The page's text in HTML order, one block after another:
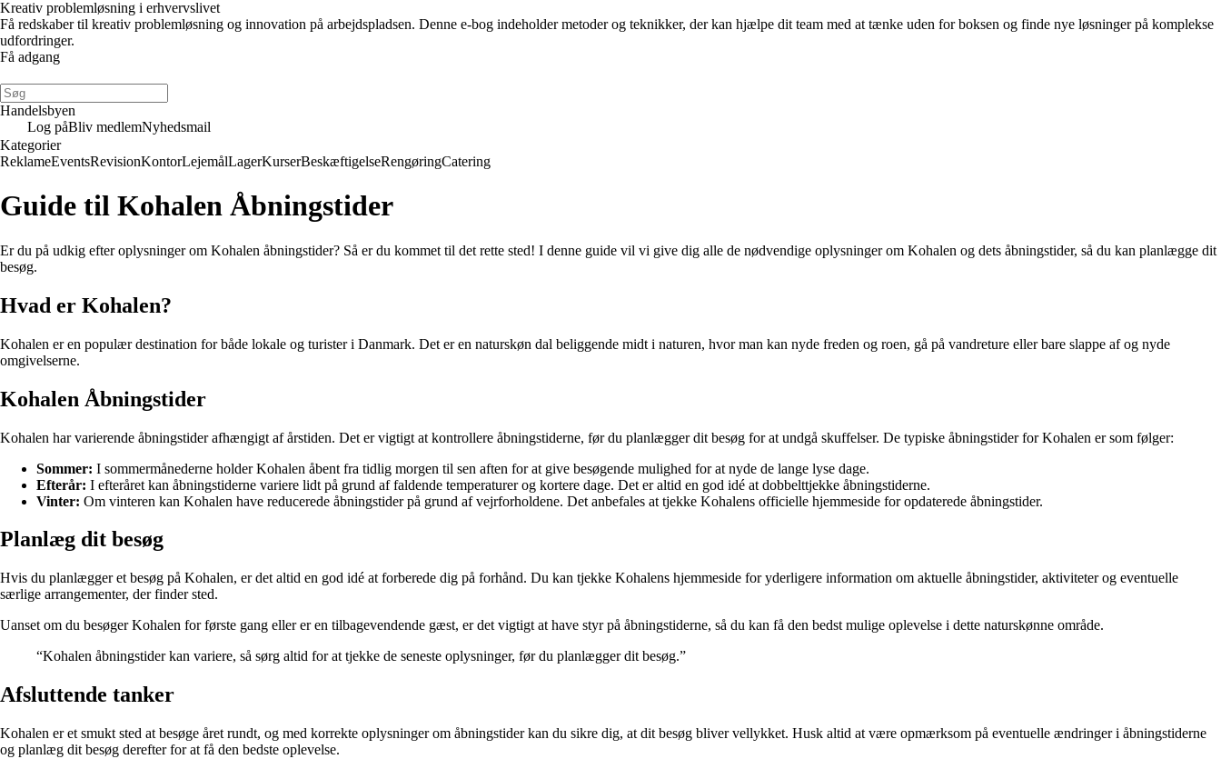
Kreativ problemløsning i erhvervslivet
Få redskaber til kreativ problemløsning og innovation på arbejdspladsen. Denne e-bog indeholder metoder og teknikker, der kan hjælpe dit team med at tænke uden for boksen og finde nye løsninger på komplekse
udfordringer.
Få adgang
Handelsbyen
Log påBliv medlemNyhedsmail
Kategorier
ReklameEventsRevisionKontorLejemålLagerKurserBeskæftigelseRengøringCatering
Guide til Kohalen Åbningstider
Er du på udkig efter oplysninger om Kohalen åbningstider? Så er du kommet til det rette sted! I denne guide vil vi give dig alle de nødvendige oplysninger om Kohalen og dets åbningstider, så du kan planlægge dit
besøg.
Hvad er Kohalen?
Kohalen er en populær destination for både lokale og turister i Danmark. Det er en naturskøn dal beliggende midt i naturen, hvor man kan nyde freden og roen, gå på vandreture eller bare slappe af og nyde
omgivelserne.
Kohalen Åbningstider
Kohalen har varierende åbningstider afhængigt af årstiden. Det er vigtigt at kontrollere åbningstiderne, før du planlægger dit besøg for at undgå skuffelser. De typiske åbningstider for Kohalen er som følger:
Sommer: I sommermånederne holder Kohalen åbent fra tidlig morgen til sen aften for at give besøgende mulighed for at nyde de lange lyse dage.
Efterår: I efteråret kan åbningstiderne variere lidt på grund af faldende temperaturer og kortere dage. Det er altid en god idé at dobbelttjekke åbningstiderne.
Vinter: Om vinteren kan Kohalen have reducerede åbningstider på grund af vejrforholdene. Det anbefales at tjekke Kohalens officielle hjemmeside for opdaterede åbningstider.
Planlæg dit besøg
Hvis du planlægger et besøg på Kohalen, er det altid en god idé at forberede dig på forhånd. Du kan tjekke Kohalens hjemmeside for yderligere information om aktuelle åbningstider, aktiviteter og eventuelle
særlige arrangementer, der finder sted.
Uanset om du besøger Kohalen for første gang eller er en tilbagevendende gæst, er det vigtigt at have styr på åbningstiderne, så du kan få den bedst mulige oplevelse i dette naturskønne område.
“Kohalen åbningstider kan variere, så sørg altid for at tjekke de seneste oplysninger, før du planlægger dit besøg.”
Afsluttende tanker
Kohalen er et smukt sted at besøge året rundt, og med korrekte oplysninger om åbningstider kan du sikre dig, at dit besøg bliver vellykket. Husk altid at være opmærksom på eventuelle ændringer i åbningstiderne
og planlæg dit besøg derefter for at få den bedste oplevelse.